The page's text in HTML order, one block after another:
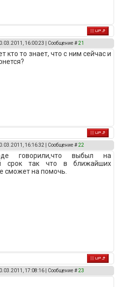
16:00:23 | Сообщение #21
кто то знает, что с ним сейчас и
16:16:32 | Сообщение #22
говорили,что выбыл на
срок так что в ближайших
сможет на помочь.
17:08:16 | Сообщение #23